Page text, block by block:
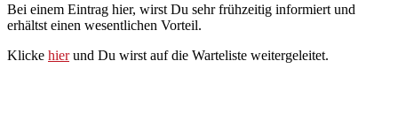
Bei einem Eintrag hier, wirst Du sehr frühzeitig informiert und
erhältst einen wesentlichen Vorteil.
Klicke hierund Du wirst auf die Warteliste weitergeleitet.